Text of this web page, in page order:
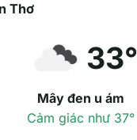
Thơ
33°
Mây đen u ám
Cảm giác như 37°